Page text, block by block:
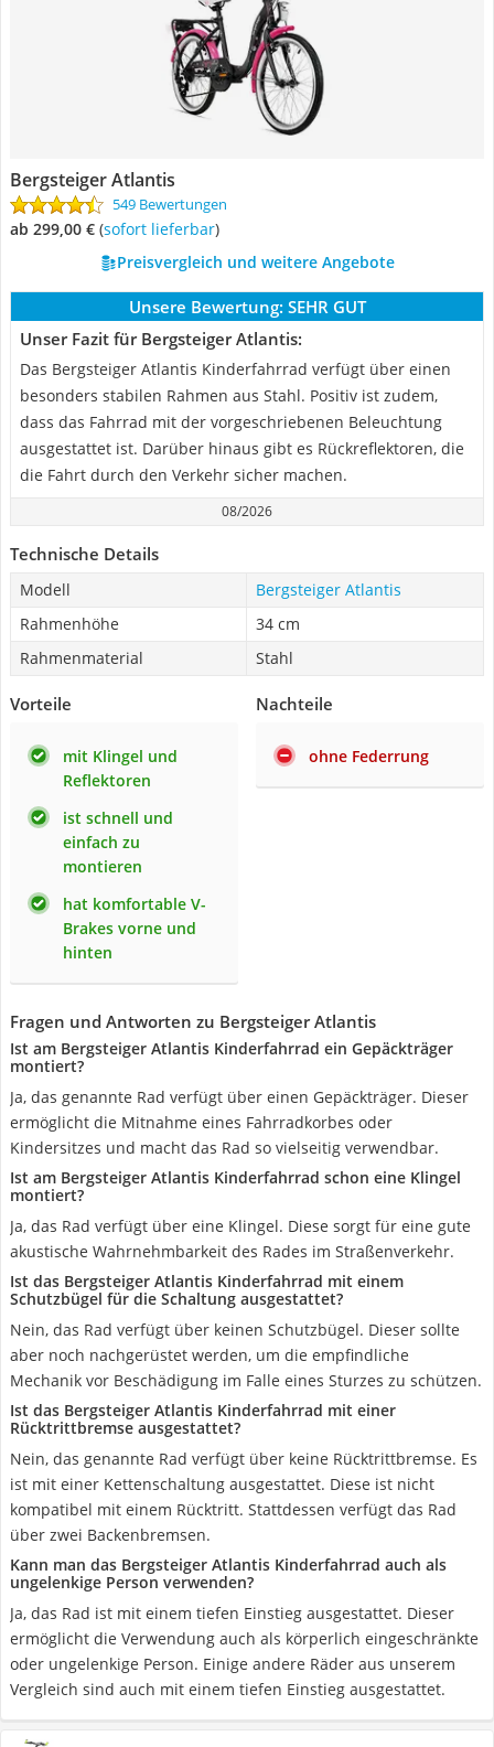
Bergsteiger Atlantis
549 Bewertungen
ab 299,00 € ( Sofort lieferbar)
Preisvergleich und weitere Angebote
Unsere Bewertung: SEHR GUT
Unser Fazit für Bergsteiger Atlantis:
Das Bergsteiger Atlantis Kinderfahrrad verfügt über einen
besonders stabilen Rahmen aus Stahl. Positiv ist zudem,
dass das Fahrrad mit der vorgeschriebenen Beleuchtung
ausgestattet ist. Darüber hinaus gibt es Rückreflektoren, die
die Fahrt durch den Verkehr sicher machen.
08/2026
Technische Details
Modell
Bergsteiger Atlantis
Rahmenhöhe
34 cm
Rahmenmaterial
Stahl
Vorteile
mit Klingel und
Reflektoren
ist schnell und
einfach zu
montieren
hat komfortable V-
Brakes vorne und
hinten
Nachteile
ohne Federrung
Fragen und Antworten zu Bergsteiger Atlantis
Ist am Bergsteiger Atlantis Kinderfahrrad ein Gepäckträger
montiert?
Ja, das genannte Rad verfügt über einen Gepäckträger. Dieser
ermöglicht die Mitnahme eines Fahrradkorbes oder
Kindersitzes und macht das Rad so vielseitig verwendbar.
Ist am Bergsteiger Atlantis Kinderfahrrad schon eine Klingel
montiert?
Ja, das Rad verfügt über eine Klingel. Diese sorgt für eine gute
akustische Wahrnehmbarkeit des Rades im Straßenverkehr.
Ist das Bergsteiger Atlantis Kinderfahrrad mit einem
Schutzbügel für die Schaltung ausgestattet?
Nein, das Rad verfügt über keinen Schutzbügel. Dieser sollte
aber noch nachgerüstet werden, um die empfindliche
Mechanik vor Beschädigung im Falle eines Sturzes zu schützen.
Ist das Bergsteiger Atlantis Kinderfahrrad mit einer
Rücktrittbremse ausgestattet?
Nein, das genannte Rad verfügt über keine Rücktrittbremse. Es
ist mit einer Kettenschaltung ausgestattet. Diese ist nicht
kompatibel mit einem Rücktritt. Stattdessen verfügt das Rad
über zwei Backenbremsen.
Kann man das Bergsteiger Atlantis Kinderfahrrad auch als
ungelenkige Person verwenden?
Ja, das Rad ist mit einem tiefen Einstieg ausgestattet. Dieser
ermöglicht die Verwendung auch als körperlich eingeschränkte
oder ungelenkige Person. Einige andere Räder aus unserem
Vergleich sind auch mit einem tiefen Einstieg ausgestattet.